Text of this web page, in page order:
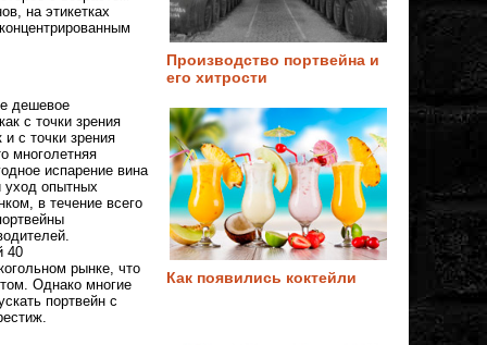
на этикетках
дешевое
с точки зрения
и с точки зрения
многолетняя
испарение вина
уход опытных
в течение всего
40
рынке, что
Однако многие
портвейн с
Производство портвейна и
его хитрости
Как появились коктейли